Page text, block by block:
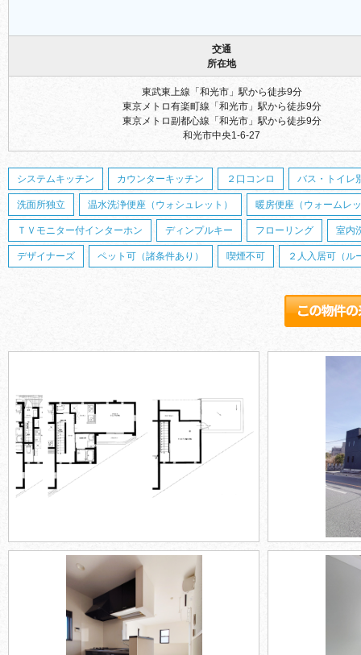
交通
所在地
東武東上線「和光市」駅から徒歩9分
東京メトロ有楽町線「和光市」駅から徒歩9分
東京メトロ副都心線「和光市」駅から徒歩9分
和光市中央1-6-27
システムキッチン カウンターキッチン ２口コンロ バス・トイレ
洗面所独立 温水洗浄便座（ウォシュレット） 暖房便座（ウォームレ
ＴＶモニター付インターホン ディンプルキー フローリング 室内
デザイナーズ ペット可（諸条件あり） 喫煙不可 ２人入居可（ル